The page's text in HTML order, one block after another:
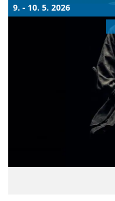
9. - 10. 5. 2026